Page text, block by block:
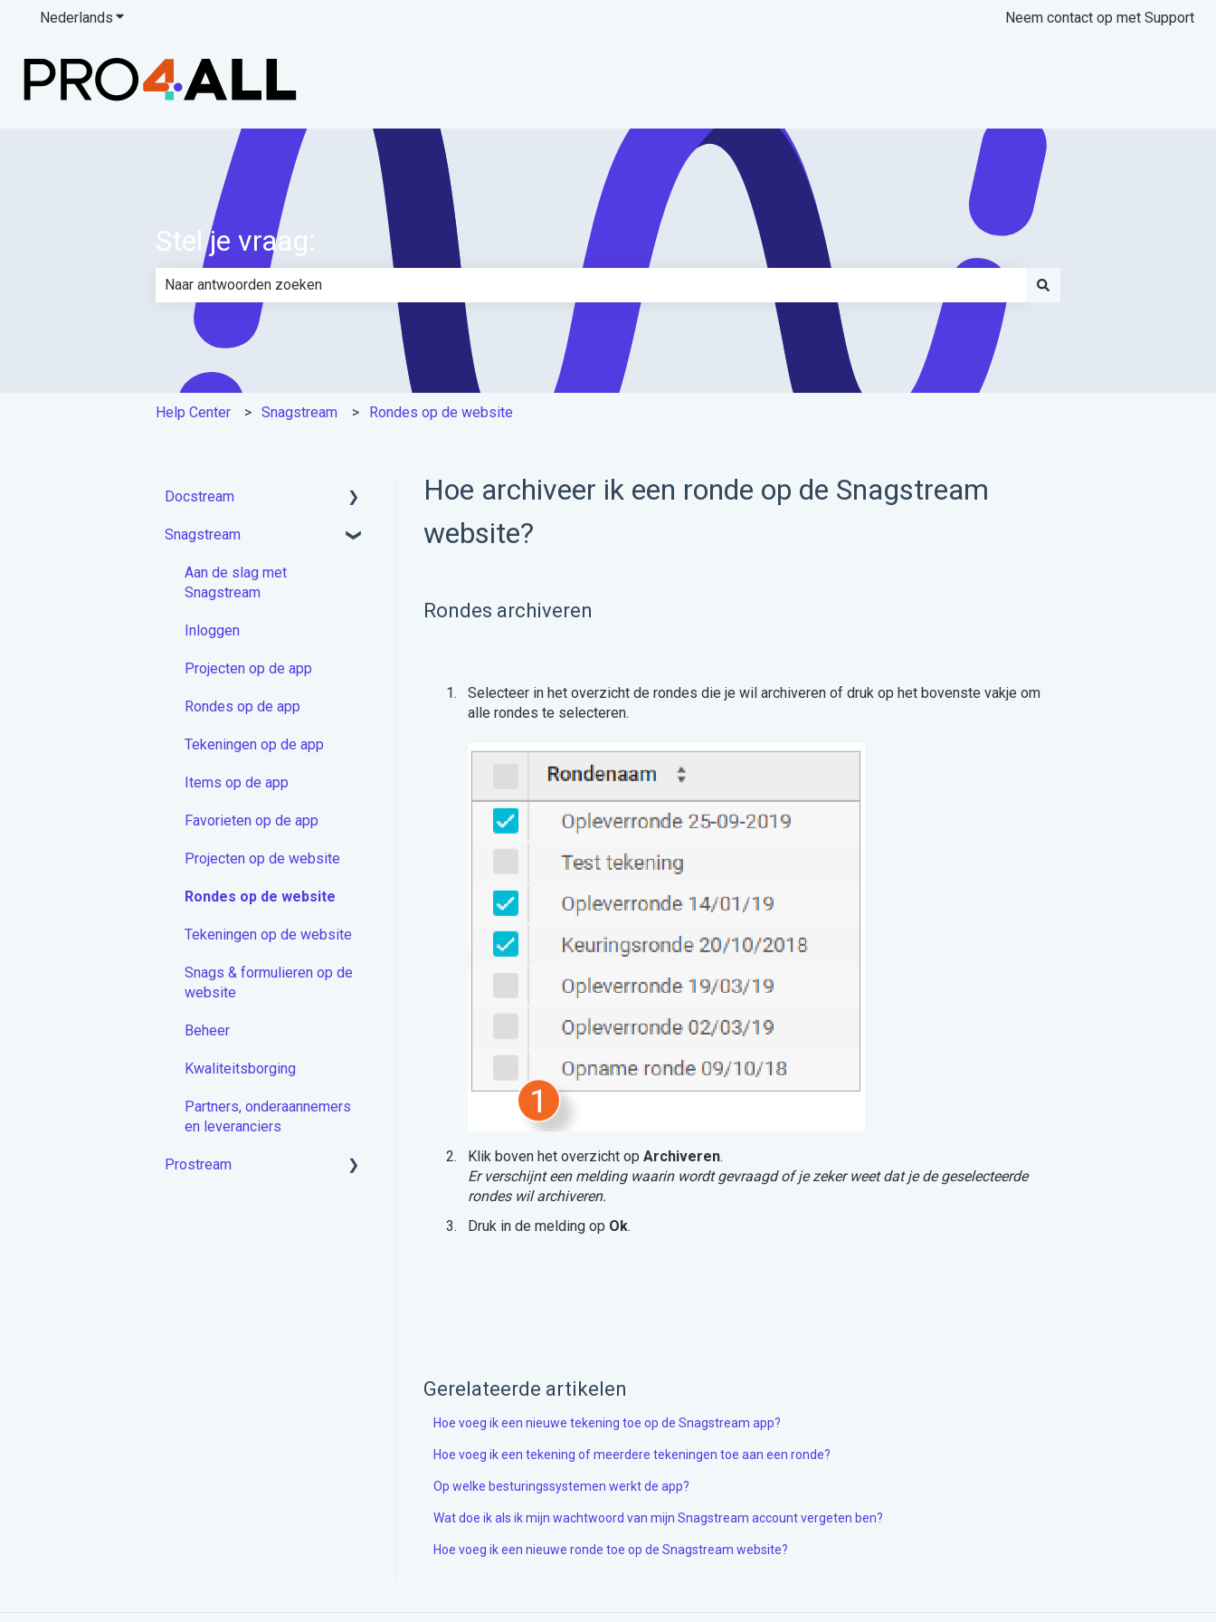
Nederlands Submenu tonen voor vertalingen Neem contact op met Support
Stel je vraag:
Er zijn geen suggesties want het zoekveld is leeg.
Help Center Snagstream Rondes op de website
Hoe archiveer ik een ronde op de Snagstream
website?
Rondes archiveren
Selecteer in het overzicht de rondes die je wil archiveren of druk op het bovenste vakje om
alle rondes te selecteren.
Klik boven het overzicht op Archiveren.
Er verschijnt een melding waarin wordt gevraagd of je zeker weet dat je de geselecteerde
rondes wil archiveren.
Druk in de melding op Ok.
Gerelateerde artikelen
Hoe voeg ik een nieuwe tekening toe op de Snagstream app?
Hoe voeg ik een tekening of meerdere tekeningen toe aan een ronde?
Op welke besturingssystemen werkt de app?
Wat doe ik als ik mijn wachtwoord van mijn Snagstream account vergeten ben?
Hoe voeg ik een nieuwe ronde toe op de Snagstream website?
Docstream
Aan de slag met
Account activeren &
Overige artikelen
Snagstream
Aan de slag met
Snagstream
Inloggen
Projecten op de app
Rondes op de app
Tekeningen op de app
Items op de app
Favorieten op de app
Projecten op de website
Rondes op de website
Tekeningen op de website
Snags & formulieren op de
website
Beheer
Kwaliteitsborging
Partners, onderaannemers
en leveranciers
Prostream